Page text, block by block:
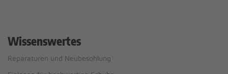
Wissenswertes
Reparaturen und Neubesohlung